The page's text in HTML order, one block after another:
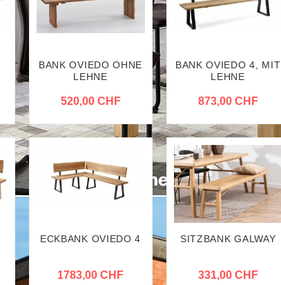
BANK OVIEDO OHNE
LEHNE
520,00 CHF
BANK OVIEDO 4, MIT
LEHNE
873,00 CHF
ECKBANK OVIEDO 4
1783,00 CHF
SITZBANK GALWAY
331,00 CHF